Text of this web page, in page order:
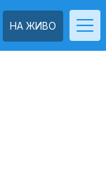
НА ЖИВО